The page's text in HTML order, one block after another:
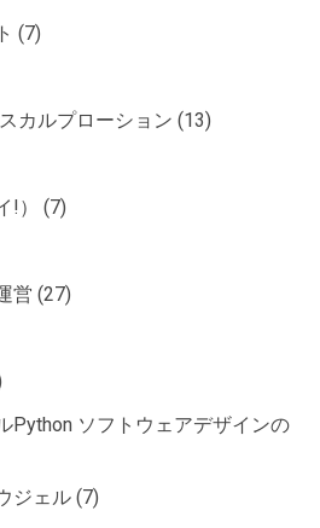
(7)
カルプローション (13)
!）
(7)
営 (27)
Python ソフトウェアデザインの
ジェル (7)